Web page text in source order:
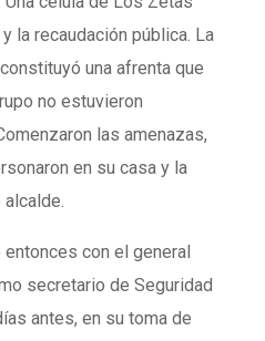
la recaudación pública. La
una afrenta que
no estuvieron
las amenazas,
en su casa y la
con el general
secretario de Seguridad
antes, en su toma de